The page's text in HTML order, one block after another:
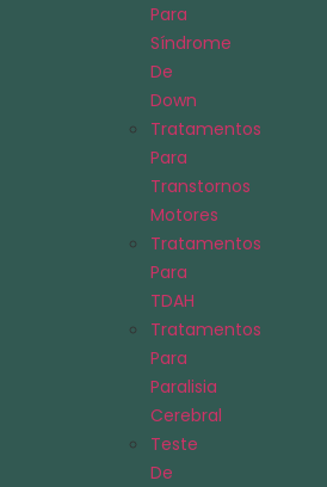
Para
Síndrome
De
Down
Tratamentos
Para
Transtornos
Motores
Tratamentos
Para
TDAH
Tratamentos
Para
Paralisia
Cerebral
Teste
De